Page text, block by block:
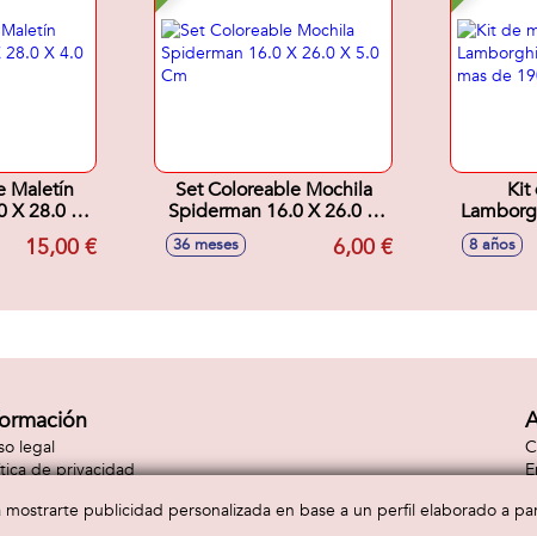
Maletín
X 28.0 X
15,00 €
Set Coloreable Mochila
Spiderman 16.0 X 26.0 X
5.0 Cm
36 meses 6,00 €
Kit
mas de
8 años
legal
de privacidad
publicidad personalizada en base a un perfil elaborado a